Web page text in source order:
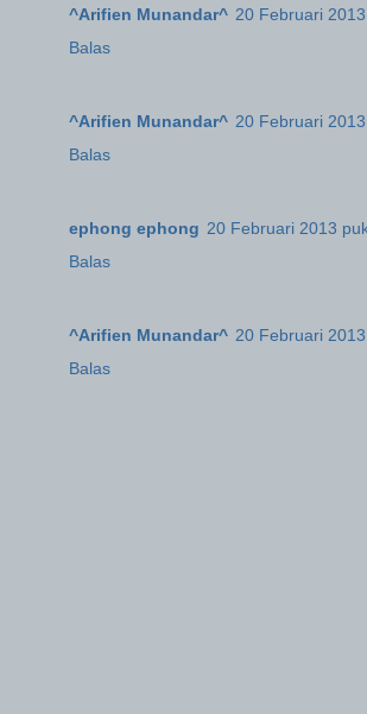
^Arifien Munandar^ 20 Februari
Balas
^Arifien Munandar^ 20 Februari
Balas
ephong ephong 20 Februari 2013
Balas
^Arifien Munandar^ 20 Februari
Balas